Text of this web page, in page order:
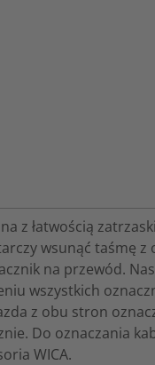
z łatwością
wsunąć taśmę
na przewód.
wszystkich
z obu stron
Do oznaczania
WICA.